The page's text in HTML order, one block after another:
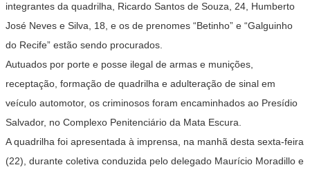
integrantes da quadrilha, Ricardo Santos de Souza, 24, Humberto
José Neves e Silva, 18, e os de prenomes “Betinho” e “Galguinho
do Recife” estão sendo procurados.
Autuados por porte e posse ilegal de armas e munições,
receptação, formação de quadrilha e adulteração de sinal em
veículo automotor, os criminosos foram encaminhados ao Presídio
Salvador, no Complexo Penitenciário da Mata Escura.
A quadrilha foi apresentada à imprensa, na manhã desta sexta-feira
(22), durante coletiva conduzida pelo delegado Maurício Moradillo e